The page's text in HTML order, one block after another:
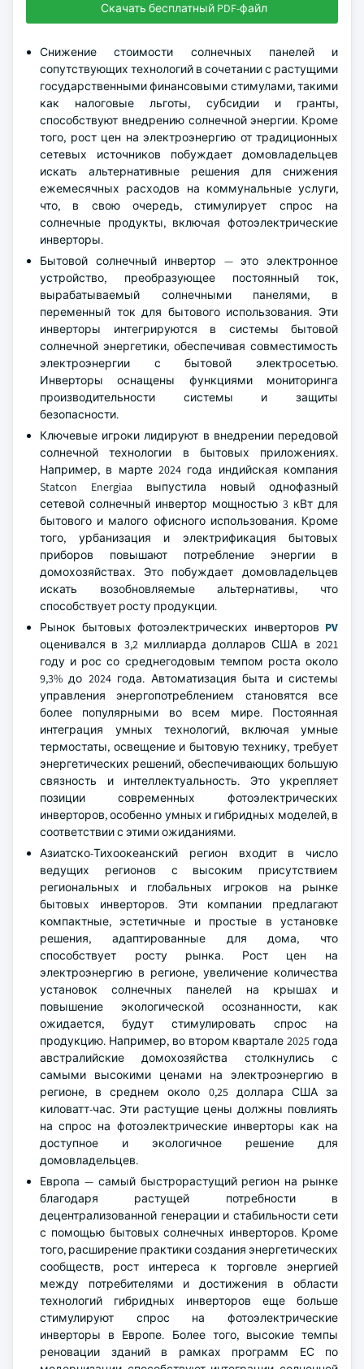
Скачать бесплатный PDF-файл
Снижение стоимости солнечных панелей и
сопутствующих технологий в сочетании с растущими
государственными финансовыми стимулами, такими
как налоговые льготы, субсидии и гранты,
способствуют внедрению солнечной энергии. Кроме
того, рост цен на электроэнергию от традиционных
сетевых источников побуждает домовладельцев
искать альтернативные решения для снижения
ежемесячных расходов на коммунальные услуги,
что, в свою очередь, стимулирует спрос на
солнечные продукты, включая фотоэлектрические
инверторы.
Бытовой солнечный инвертор — это электронное
устройство, преобразующее постоянный ток,
вырабатываемый солнечными панелями, в
переменный ток для бытового использования. Эти
инверторы интегрируются в системы бытовой
солнечной энергетики, обеспечивая совместимость
электроэнергии с бытовой электросетью.
Инверторы оснащены функциями мониторинга
производительности системы и защиты
безопасности.
Ключевые игроки лидируют в внедрении передовой
солнечной технологии в бытовых приложениях.
Например, в марте 2024 года индийская компания
Statcon Energiaa выпустила новый однофазный
сетевой солнечный инвертор мощностью 3 кВт для
бытового и малого офисного использования. Кроме
того, урбанизация и электрификация бытовых
приборов повышают потребление энергии в
домохозяйствах. Это побуждает домовладельцев
искать возобновляемые альтернативы, что
способствует росту продукции.
Рынок бытовых фотоэлектрических инверторов PV
оценивался в 3,2 миллиарда долларов США в 2021
году и рос со среднегодовым темпом роста около
9,3% до 2024 года. Автоматизация быта и системы
управления энергопотреблением становятся все
более популярными во всем мире. Постоянная
интеграция умных технологий, включая умные
термостаты, освещение и бытовую технику, требует
энергетических решений, обеспечивающих большую
связность и интеллектуальность. Это укрепляет
позиции современных фотоэлектрических
инверторов, особенно умных и гибридных моделей, в
соответствии с этими ожиданиями.
Азиатско-Тихоокеанский регион входит в число
ведущих регионов с высоким присутствием
региональных и глобальных игроков на рынке
бытовых инверторов. Эти компании предлагают
компактные, эстетичные и простые в установке
решения, адаптированные для дома, что
способствует росту рынка. Рост цен на
электроэнергию в регионе, увеличение количества
установок солнечных панелей на крышах и
повышение экологической осознанности, как
ожидается, будут стимулировать спрос на
продукцию. Например, во втором квартале 2025 года
австралийские домохозяйства столкнулись с
самыми высокими ценами на электроэнергию в
регионе, в среднем около 0,25 доллара США за
киловатт-час. Эти растущие цены должны повлиять
на спрос на фотоэлектрические инверторы как на
доступное и экологичное решение для
домовладельцев.
Европа — самый быстрорастущий регион на рынке
благодаря растущей потребности в
децентрализованной генерации и стабильности сети
с помощью бытовых солнечных инверторов. Кроме
того, расширение практики создания энергетических
сообществ, рост интереса к торговле энергией
между потребителями и достижения в области
технологий гибридных инверторов еще больше
стимулируют спрос на фотоэлектрические
инверторы в Европе. Более того, высокие темпы
реновации зданий в рамках программ ЕС по